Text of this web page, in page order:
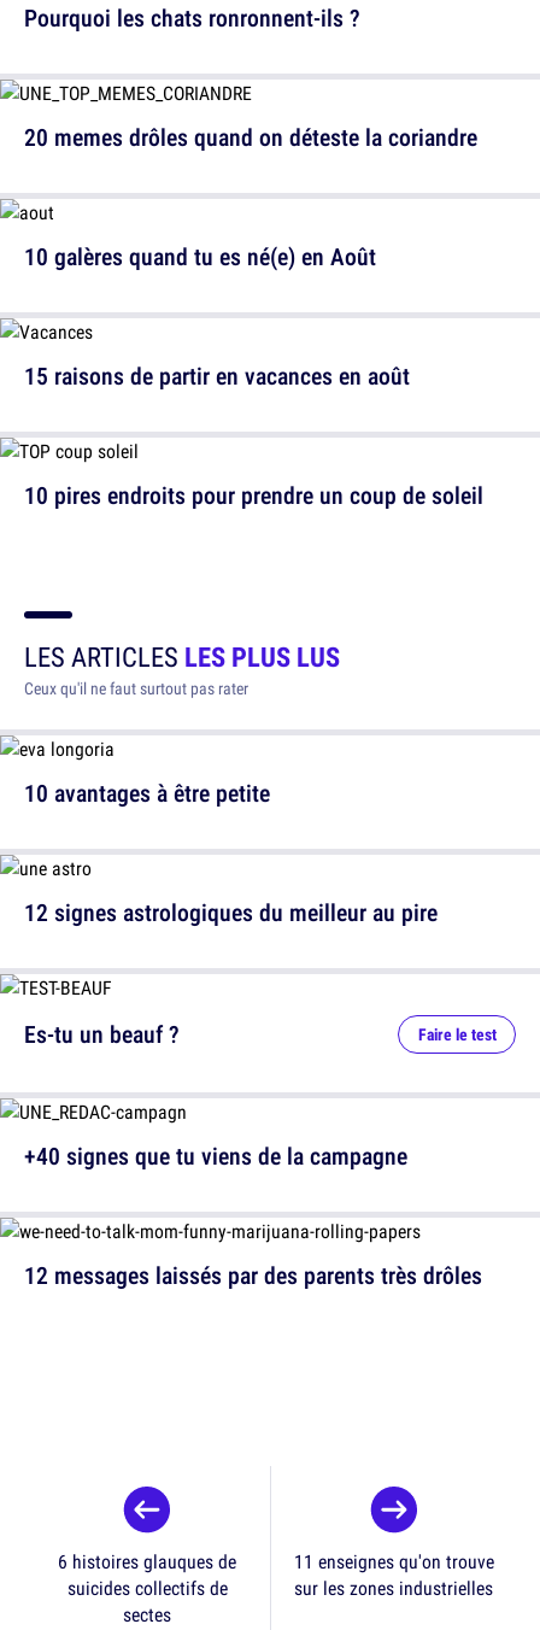
20 memes drôles quand on déteste la coriandre
15 raisons de partir en vacances en août
Pourquoi les chats ronronnent-ils ?
10 galères quand tu es né(e) en Août
10 pires endroits pour prendre un coup de soleil
LES ARTICLES LES PLUS LUS
Ceux qu'il ne faut surtout pas rater
10 avantages à être petite
12 signes astrologiques du meilleur au pire
12 messages laissés par des parents très drôles
Es-tu un beauf ? Faire le test
+40 signes que tu viens de la campagne
6 histoires glauques de
suicides collectifs de
sectes
11 enseignes qu'on trouve
sur les zones industrielles